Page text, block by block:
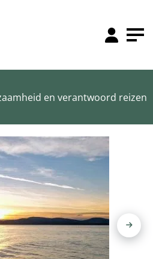
en verantwoord reizen